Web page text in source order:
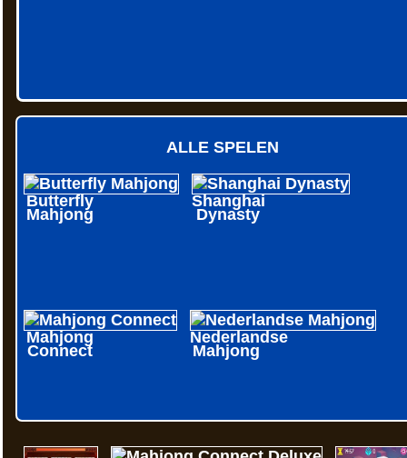
ALLE SPELEN
Butterfly
Mahjong
Shanghai
Dynasty
Mahjong
Connect
Nederlandse
Mahjong